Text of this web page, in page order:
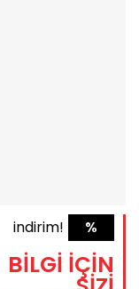
%
indirim!
BİLGİ İÇİN